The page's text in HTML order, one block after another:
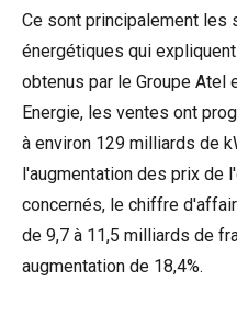
Ce sont principalement les
énergétiques qui
obtenus par le Groupe Atel
Energie, les ventes ont
à environ 129 milliards de
l'augmentation des prix de
concernés, le chiffre
de 9,7 à 11,5 milliards de
augmentation de 18,4%.